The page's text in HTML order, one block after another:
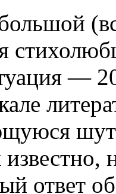
—
известно,
ответ